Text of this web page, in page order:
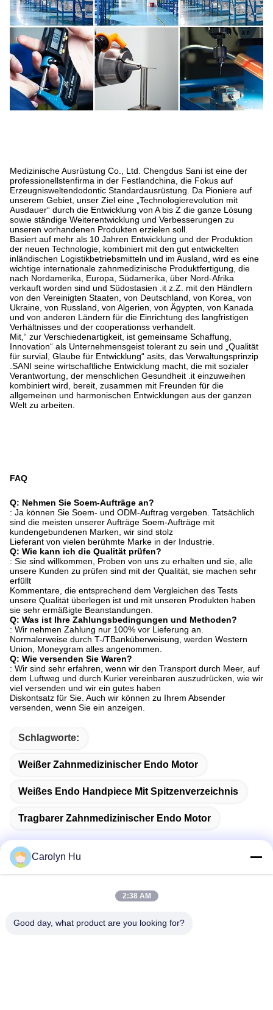
Medizinische Ausrüstung Co., Ltd. Chengdus Sani ist eine der
professionellstenfirma in der Festlandchina, die Fokus auf
Erzeugnisweltendodontic Standardausrüstung. Da Pioniere auf
unserem Gebiet, unser Ziel eine „Technologierevolution mit
Ausdauer“ durch die Entwicklung von A bis Z die ganze Lösung
sowie ständige Weiterentwicklung und Verbesserungen zu
unseren vorhandenen Produkten erzielen soll.
Basiert auf mehr als 10 Jahren Entwicklung und der Produktion
der neuen Technologie, kombiniert mit den gut entwickelten
inländischen Logistikbetriebsmitteln und im Ausland, wird es eine
wichtige internationale zahnmedizinische Produktfertigung, die
nach Nordamerika, Europa, Südamerika, über Nord-Afrika
verkauft worden sind und Südostasien .it z.Z. mit den Händlern
von den Vereinigten Staaten, von Deutschland, von Korea, von
Ukraine, von Russland, von Algerien, von Ägypten, von Kanada
und von anderen Ländern für die Einrichtung des langfristigen
Verhältnisses und der cooperationss verhandelt.
Mit,“ zur Verschiedenartigkeit, ist gemeinsame Schaffung,
Innovation“ als Unternehmensgeist tolerant zu sein und „Qualität
für survial, Glaube für Entwicklung“ asits, das Verwaltungsprinzip
.SANI seine wirtschaftliche Entwicklung macht, die mit sozialer
Verantwortung, der menschlichen Gesundheit .it einzuweihen
kombiniert wird, bereit, zusammen mit Freunden für die
allgemeinen und harmonischen Entwicklungen aus der ganzen
Welt zu arbeiten.
FAQ
Q: Nehmen Sie Soem-Aufträge an?
: Ja können Sie Soem- und ODM-Auftrag vergeben. Tatsächlich
sind die meisten unserer Aufträge Soem-Aufträge mit
kundengebundenen Marken, wir sind stolz
Lieferant von vielen berühmte Marke in der Industrie.
Q: Wie kann ich die Qualität prüfen?
: Sie sind willkommen, Proben von uns zu erhalten und sie, alle
unsere Kunden zu prüfen sind mit der Qualität, sie machen sehr
erfüllt
Kommentare, die entsprechend dem Vergleichen des Tests
unsere Qualität überlegen ist und mit unseren Produkten haben
sie sehr ermäßigte Beanstandungen.
Q: Was ist Ihre Zahlungsbedingungen und Methoden?
: Wir nehmen Zahlung nur 100% vor Lieferung an.
Normalerweise durch T-/TBanküberweisung, werden Western
Union, Moneygram alles angenommen.
Q: Wie versenden Sie Waren?
: Wir sind sehr erfahren, wenn wir den Transport durch Meer, auf
dem Luftweg und durch Kurier vereinbaren auszudrücken, wie wir
viel versenden und wir ein gutes haben
Diskontsatz für Sie. Auch wir können zu Ihrem Absender
versenden, wenn Sie ein anzeigen.
Schlagworte:
Weißer Zahnmedizinischer Endo Motor
Weißes Endo Handpiece Mit Spitzenverzeichnis
Tragbarer Zahnmedizinischer Endo Motor
Schnelle Kontaktaufnahme
Anschrift
Carolyn Hu
2:38 AM
Good day, what product are you looking for?